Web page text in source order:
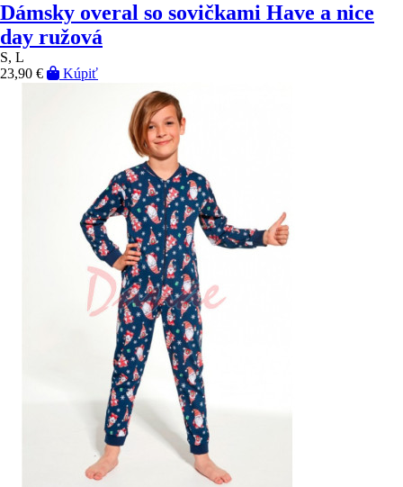
Dámsky overal so sovičkami Have a nice
day ružová
S, L
23,90 €
Kúpiť